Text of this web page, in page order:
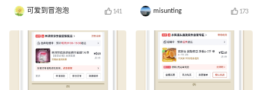
可爱到冒泡泡 141 misunting 173